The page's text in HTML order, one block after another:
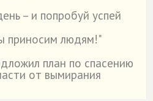
– и попробуй успей
приносим людям!"
план по спасению
от вымирания